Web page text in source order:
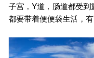
子宫，Y道，肠道都受
都要带着便便袋生活，